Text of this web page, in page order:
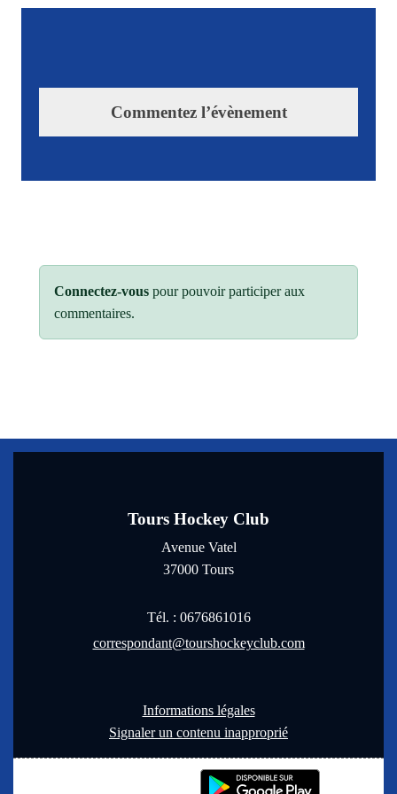
Commentez l’évènement
Connectez-vous pour pouvoir participer aux
commentaires.
Tours Hockey Club
Avenue Vatel
37000 Tours
Tél. : 0676861016
correspondant@tourshockeyclub.com
Informations légales
Signaler un contenu inapproprié